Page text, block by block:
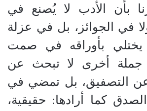
بأن الأدب لا يُصنع في
في الجوائز، بل في عزلة
يختلي بأوراقه في صمت
جملة أخرى لا تبحث عن
عن التصفيق، بل تمضي في
كما أرادها: حقيقية،